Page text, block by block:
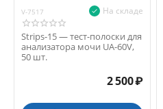
V-7517 На складе
Strips-15 — тест-полоски для
анализатора мочи UA-60V,
50 шт.
2 500₽